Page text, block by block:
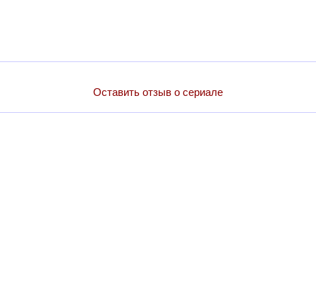
Оставить отзыв о сериале